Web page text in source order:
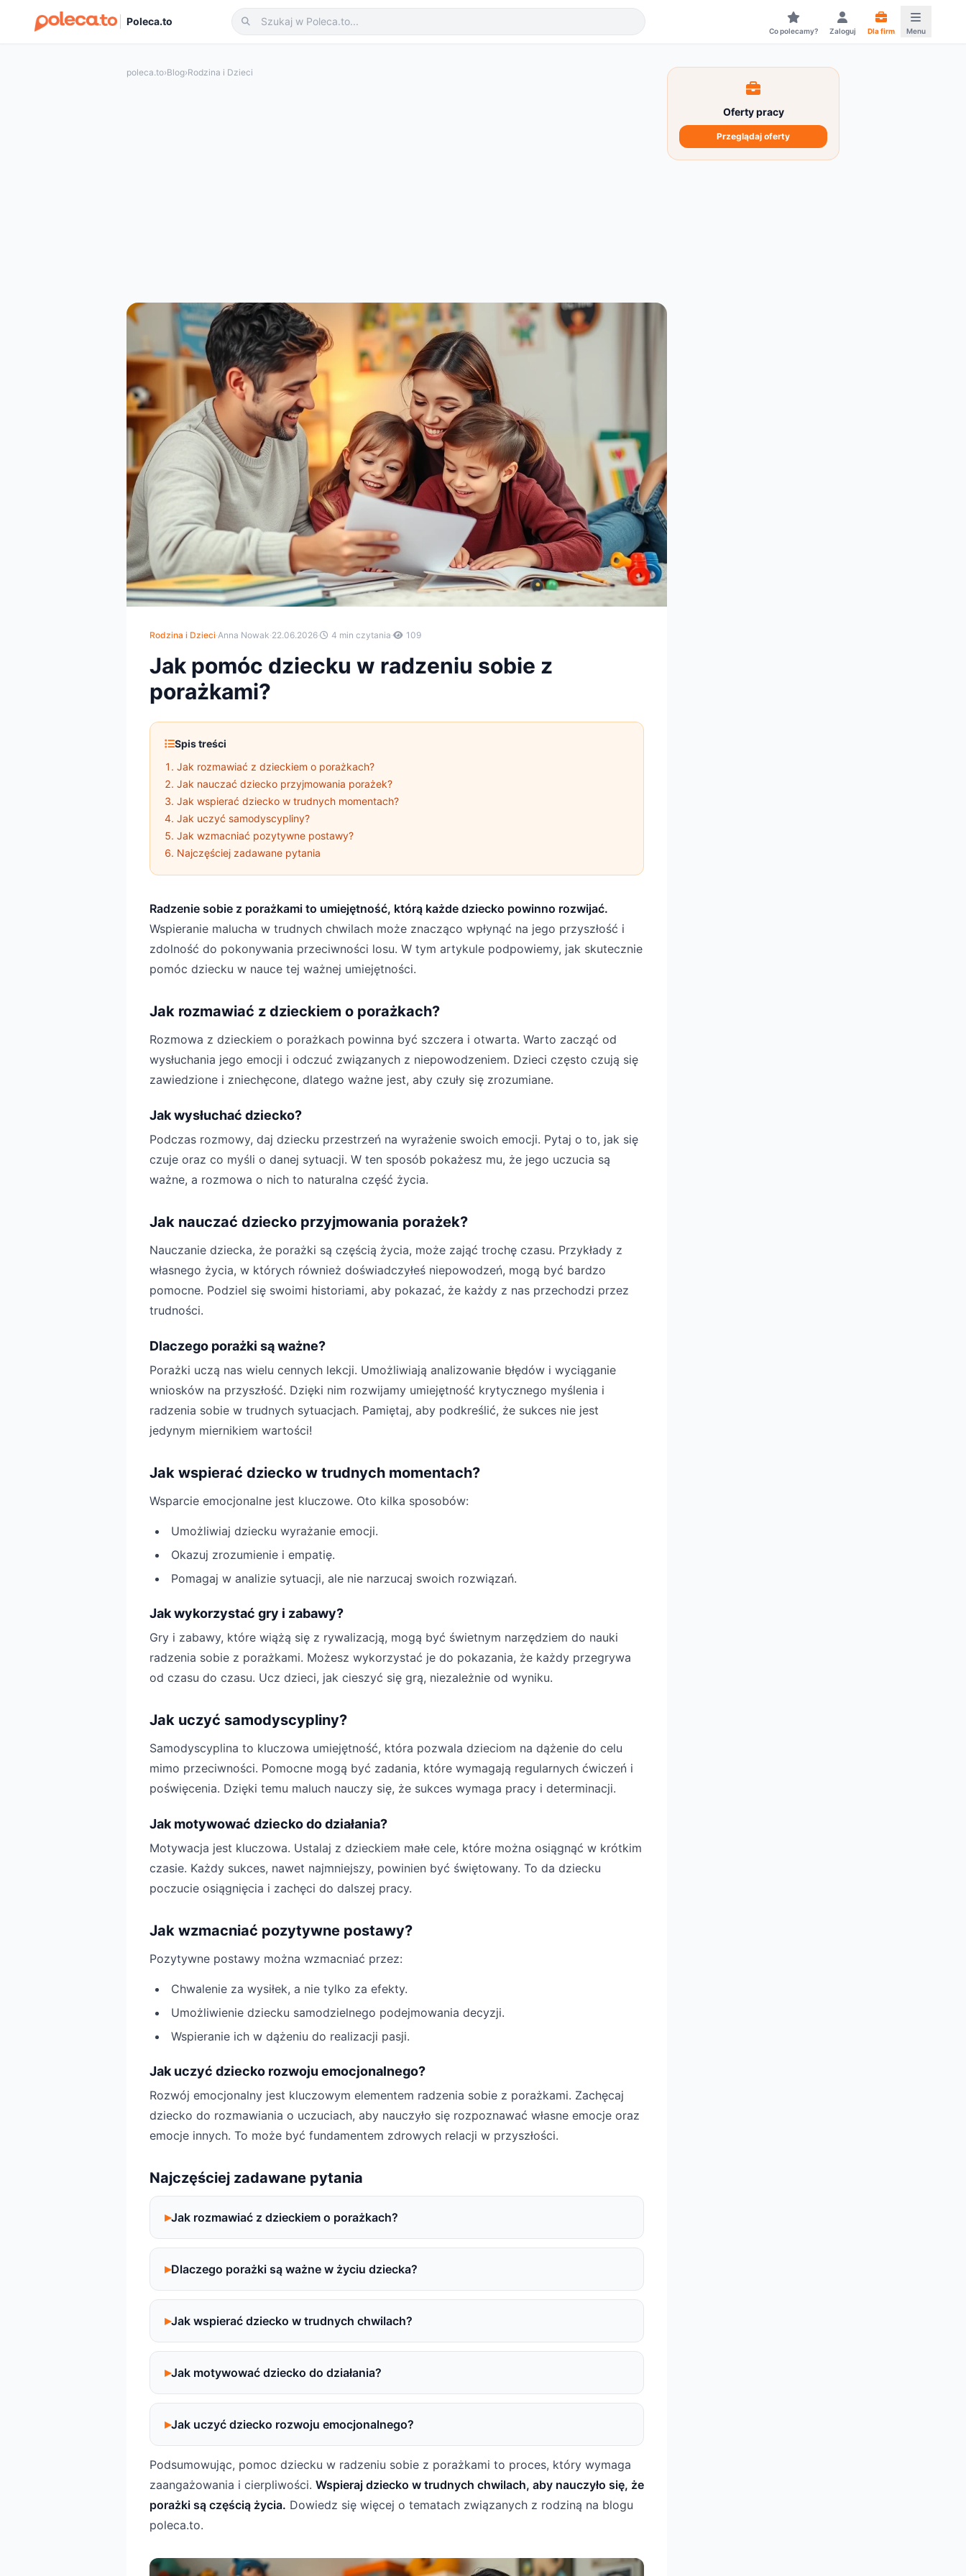
Poleca.to
Co polecamy? Zaloguj Dla firm Menu
poleca.to›Blog›Rodzina i Dzieci
Rodzina i Dzieci·Anna Nowak·22.06.2026· 4 min czytania· 109
Jak pomóc dziecku w radzeniu sobie z
porażkami?
Spis treści
Jak rozmawiać z dzieckiem o porażkach?
Jak nauczać dziecko przyjmowania porażek?
Jak wspierać dziecko w trudnych momentach?
Jak uczyć samodyscypliny?
Jak wzmacniać pozytywne postawy?
Najczęściej zadawane pytania
Radzenie sobie z porażkami to umiejętność, którą każde dziecko powinno rozwijać.
Wspieranie malucha w trudnych chwilach może znacząco wpłynąć na jego przyszłość i
zdolność do pokonywania przeciwności losu. W tym artykule podpowiemy, jak skutecznie
pomóc dziecku w nauce tej ważnej umiejętności.
Jak rozmawiać z dzieckiem o porażkach?
Rozmowa z dzieckiem o porażkach powinna być szczera i otwarta. Warto zacząć od
wysłuchania jego emocji i odczuć związanych z niepowodzeniem. Dzieci często czują się
zawiedzione i zniechęcone, dlatego ważne jest, aby czuły się zrozumiane.
Jak wysłuchać dziecko?
Podczas rozmowy, daj dziecku przestrzeń na wyrażenie swoich emocji. Pytaj o to, jak się
czuje oraz co myśli o danej sytuacji. W ten sposób pokażesz mu, że jego uczucia są
ważne, a rozmowa o nich to naturalna część życia.
Jak nauczać dziecko przyjmowania porażek?
Nauczanie dziecka, że porażki są częścią życia, może zająć trochę czasu. Przykłady z
własnego życia, w których również doświadczyłeś niepowodzeń, mogą być bardzo
pomocne. Podziel się swoimi historiami, aby pokazać, że każdy z nas przechodzi przez
trudności.
Dlaczego porażki są ważne?
Porażki uczą nas wielu cennych lekcji. Umożliwiają analizowanie błędów i wyciąganie
wniosków na przyszłość. Dzięki nim rozwijamy umiejętność krytycznego myślenia i
radzenia sobie w trudnych sytuacjach. Pamiętaj, aby podkreślić, że sukces nie jest
jedynym miernikiem wartości!
Jak wspierać dziecko w trudnych momentach?
Wsparcie emocjonalne jest kluczowe. Oto kilka sposobów:
Umożliwiaj dziecku wyrażanie emocji.
Okazuj zrozumienie i empatię.
Pomagaj w analizie sytuacji, ale nie narzucaj swoich rozwiązań.
Jak wykorzystać gry i zabawy?
Gry i zabawy, które wiążą się z rywalizacją, mogą być świetnym narzędziem do nauki
radzenia sobie z porażkami. Możesz wykorzystać je do pokazania, że każdy przegrywa
od czasu do czasu. Ucz dzieci, jak cieszyć się grą, niezależnie od wyniku.
Jak uczyć samodyscypliny?
Samodyscyplina to kluczowa umiejętność, która pozwala dzieciom na dążenie do celu
mimo przeciwności. Pomocne mogą być zadania, które wymagają regularnych ćwiczeń i
poświęcenia. Dzięki temu maluch nauczy się, że sukces wymaga pracy i determinacji.
Jak motywować dziecko do działania?
Motywacja jest kluczowa. Ustalaj z dzieckiem małe cele, które można osiągnąć w krótkim
czasie. Każdy sukces, nawet najmniejszy, powinien być świętowany. To da dziecku
poczucie osiągnięcia i zachęci do dalszej pracy.
Jak wzmacniać pozytywne postawy?
Pozytywne postawy można wzmacniać przez:
Chwalenie za wysiłek, a nie tylko za efekty.
Umożliwienie dziecku samodzielnego podejmowania decyzji.
Wspieranie ich w dążeniu do realizacji pasji.
Jak uczyć dziecko rozwoju emocjonalnego?
Rozwój emocjonalny jest kluczowym elementem radzenia sobie z porażkami. Zachęcaj
dziecko do rozmawiania o uczuciach, aby nauczyło się rozpoznawać własne emocje oraz
emocje innych. To może być fundamentem zdrowych relacji w przyszłości.
Najczęściej zadawane pytania
Jak rozmawiać z dzieckiem o porażkach?
Dlaczego porażki są ważne w życiu dziecka?
Jak wspierać dziecko w trudnych chwilach?
Jak motywować dziecko do działania?
Jak uczyć dziecko rozwoju emocjonalnego?
Podsumowując, pomoc dziecku w radzeniu sobie z porażkami to proces, który wymaga
zaangażowania i cierpliwości. Wspieraj dziecko w trudnych chwilach, aby nauczyło się, że
porażki są częścią życia. Dowiedz się więcej o tematach związanych z rodziną na blogu
poleca.to.
Oferty pracy
Przeglądaj oferty